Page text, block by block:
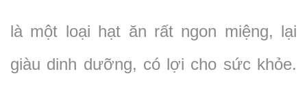
là một loại hạt ăn rất ngon miệng, lại
giàu dinh dưỡng, có lợi cho sức khỏe.